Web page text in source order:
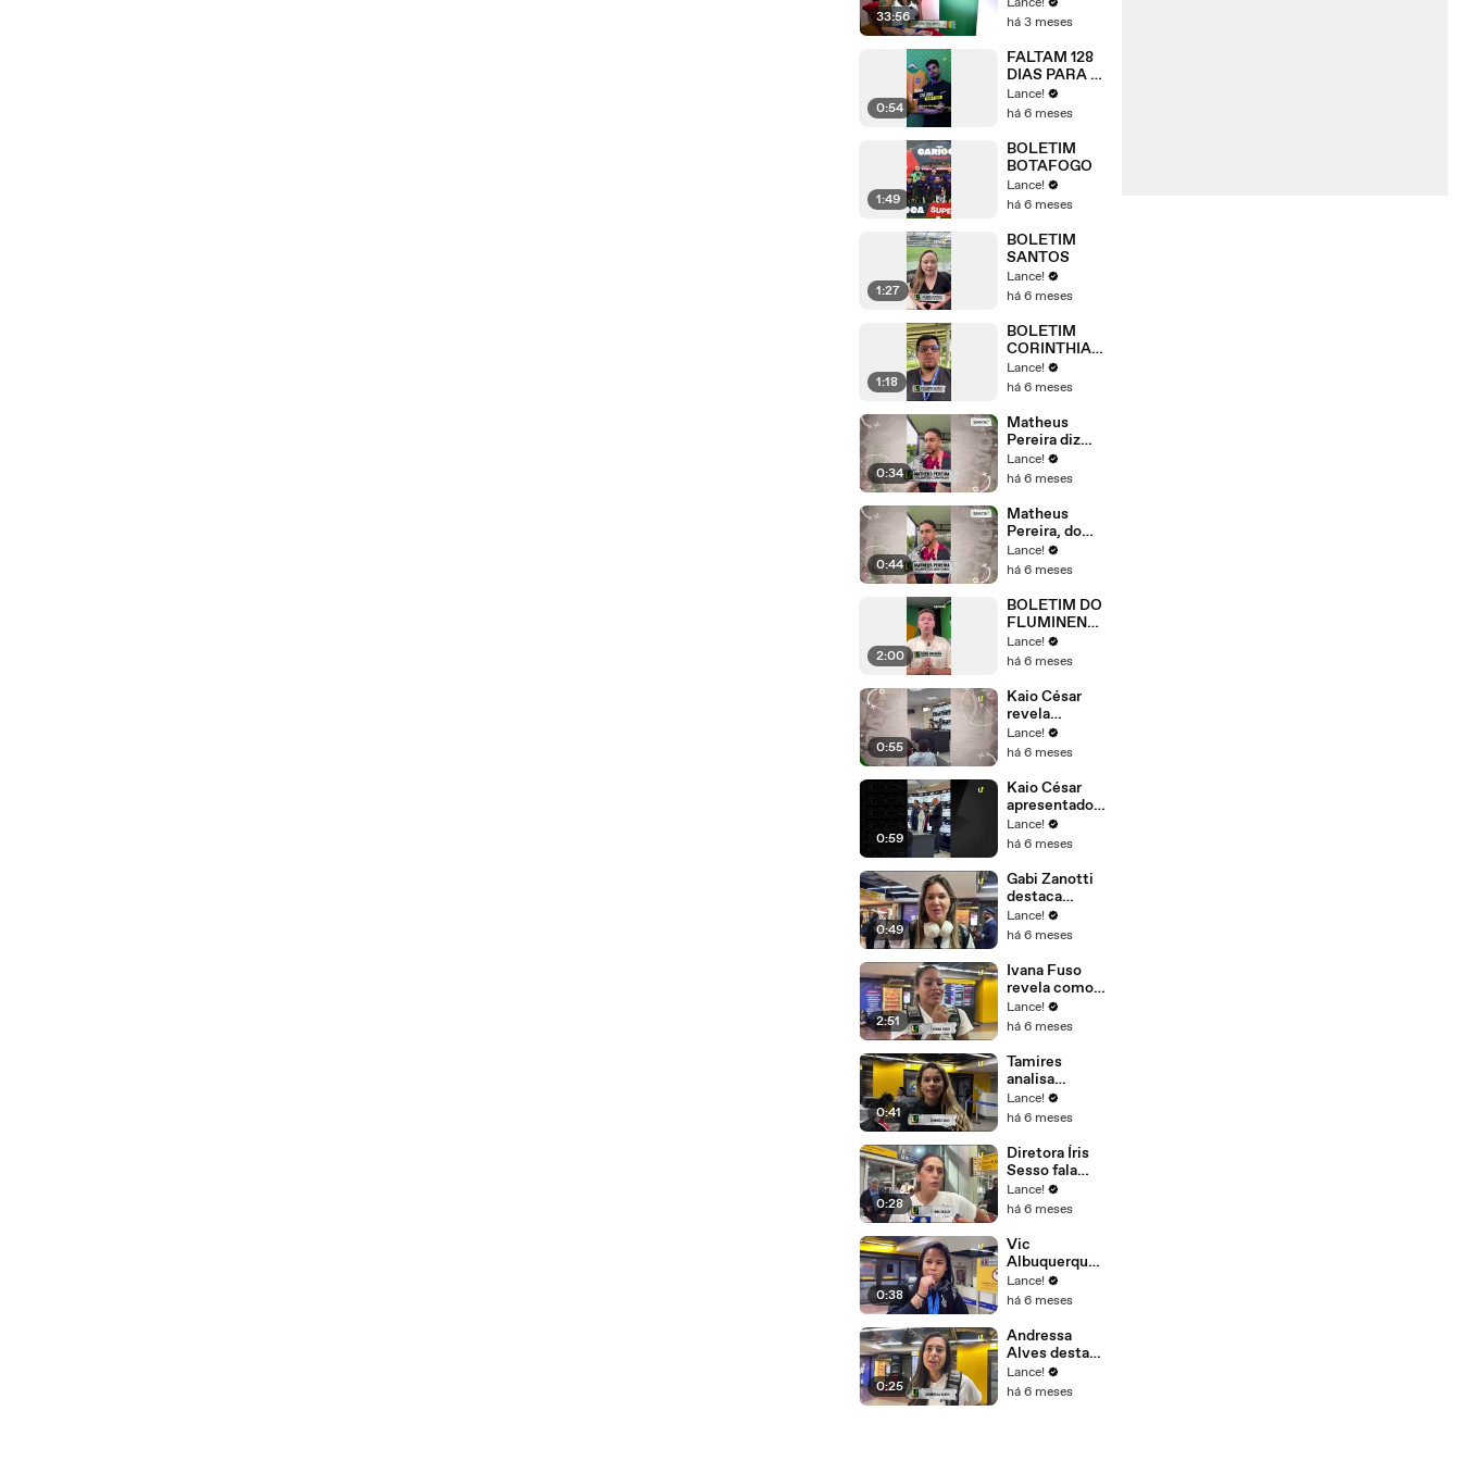
33:56
há 3 meses
0:54
FALTAM 128
DIAS PARA A
COPA
Lance!
há 6 meses
1:49
BOLETIM
BOTAFOGO
Lance!
há 6 meses
1:27
BOLETIM
SANTOS
Lance!
há 6 meses
1:18
BOLETIM
CORINTHIAN
S
Lance!
há 6 meses
0:34
Matheus
Pereira diz
que Flamengo
tem elenco de
mas exalta
força do
Corinthians
em título da
Supercopa
Lance!
há 6 meses
0:44
Matheus
Pereira, do
Corinthians,
revela os
expulsão de
Carrascal no
confronto
contra o
Flamengo
Lance!
há 6 meses
2:00
BOLETIM DO
FLUMINENSE
- 03-02-26
Lance!
há 6 meses
0:55
Kaio César
revela
ansiedade em
acerto com o
Lance!
há 6 meses
0:59
Kaio César
apresentado
oficialmente
como reforço
Corinthians.
Lance!
há 6 meses
0:49
Gabi Zanotti
destaca
desempenho
do
no Mundial.
Lance!
há 6 meses
2:51
Ivana Fuso
revela como
foi voltar à
Inglaterra,
Corinthians.
Lance!
há 6 meses
0:41
Tamires
analisa
participação
do
como
representante
do futebol
brasileiro.
Lance!
há 6 meses
0:28
Diretora Íris
Sesso fala
sobre vice do
Corinthians:
garra”
Lance!
há 6 meses
0:38
Vic
Albuquerque
fala pênalti
que
contra o
Arsenal.
Lance!
há 6 meses
0:25
Andressa
Alves destaca
festa da Fiel
em Londres.
Lance!
há 6 meses